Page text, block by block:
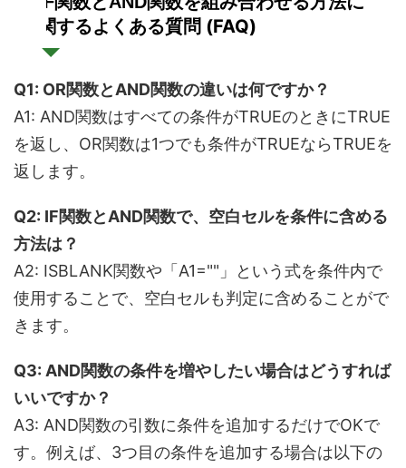
関するよくある質問 (FAQ)
Q1: OR関数とAND関数の違いは何ですか？
A1: AND関数はすべての条件がTRUEのときにTRUE
を返し、OR関数は1つでも条件がTRUEならTRUEを
返します。
Q2: IF関数とAND関数で、空白セルを条件に含める
方法は？
A2: ISBLANK関数や「A1=""」という式を条件内で
使用することで、空白セルも判定に含めることがで
きます。
Q3: AND関数の条件を増やしたい場合はどうすれば
いいですか？
A3: AND関数の引数に条件を追加するだけでOKで
す。例えば、3つ目の条件を追加する場合は以下の